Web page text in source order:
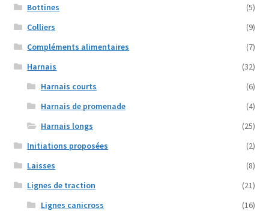
Bottines
(5)
Colliers
(9)
Compléments alimentaires
(7)
Harnais
(32)
Harnais courts
(6)
Harnais de promenade
(4)
Harnais longs
(25)
Initiations proposées
(2)
Laisses
(8)
Lignes de traction
(21)
Lignes canicross
(16)